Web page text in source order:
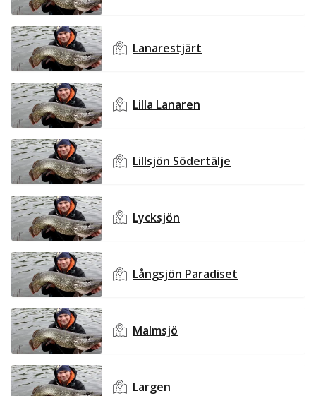
Lanarestjärt
Lilla Lanaren
Lillsjön Södertälje
Lycksjön
Långsjön Paradiset
Malmsjö
Largen